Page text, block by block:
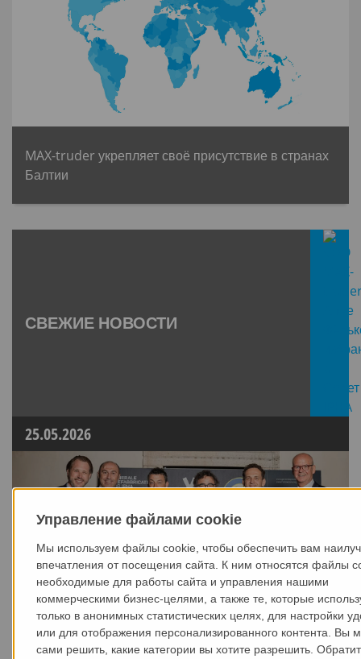
MAX-truder укрепляет своё присутствие в странах
Балтии
СВЕЖИЕ НОВОСТИ
25.05.2026
Управление файлами cookie
Мы используем файлы cookie, чтобы обеспечить вам
впечатления от посещения сайта. К ним относятся файлы
необходимые для работы сайта и управления нашими
коммерческими бизнес-целями, а также те, которые
только в анонимных статистических целях, для настройки
или для отображения персонализированного контента. Вы
сами решить, какие категории вы хотите разрешить.